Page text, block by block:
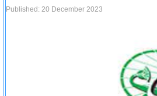
Published: 20 December 2023